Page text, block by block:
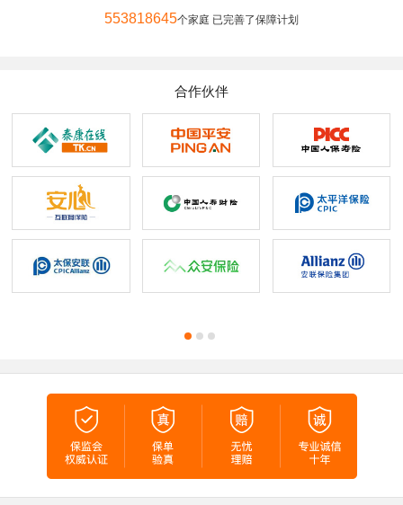
553818645个家庭 已完善了保障计划
合作伙伴